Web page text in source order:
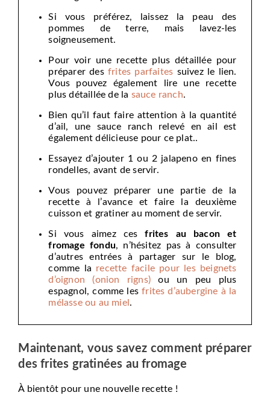
Si vous préférez, laissez la peau des
pommes de terre, mais lavez-les
soigneusement.
Pour voir une recette plus détaillée pour
préparer desfrites parfaites suivez le lien.
Vous pouvez également lire une recette
plus détaillée de la sauce ranch.
Bien qu’il faut faire attention à la quantité
d’ail, une sauce ranch relevé en ail est
également délicieuse pour ce plat..
Essayez d’ajouter 1 ou 2 jalapeno en fines
rondelles, avant de servir.
Vous pouvez préparer une partie de la
recette à l’avance et faire la deuxième
cuisson et gratiner au moment de servir.
Si vous aimez cesfrites au bacon et
fromage fondu, n’hésitez pas à consulter
d’autres entrées à partager sur le blog,
comme la recette facile pour les beignets
d’oignon (onion rigns) ou un peu plus
espagnol, comme lesfrites d’aubergine à la
mélasse ou au miel .
Maintenant, vous savez comment préparer
des frites gratinées au fromage
À bientôt pour une nouvelle recette !